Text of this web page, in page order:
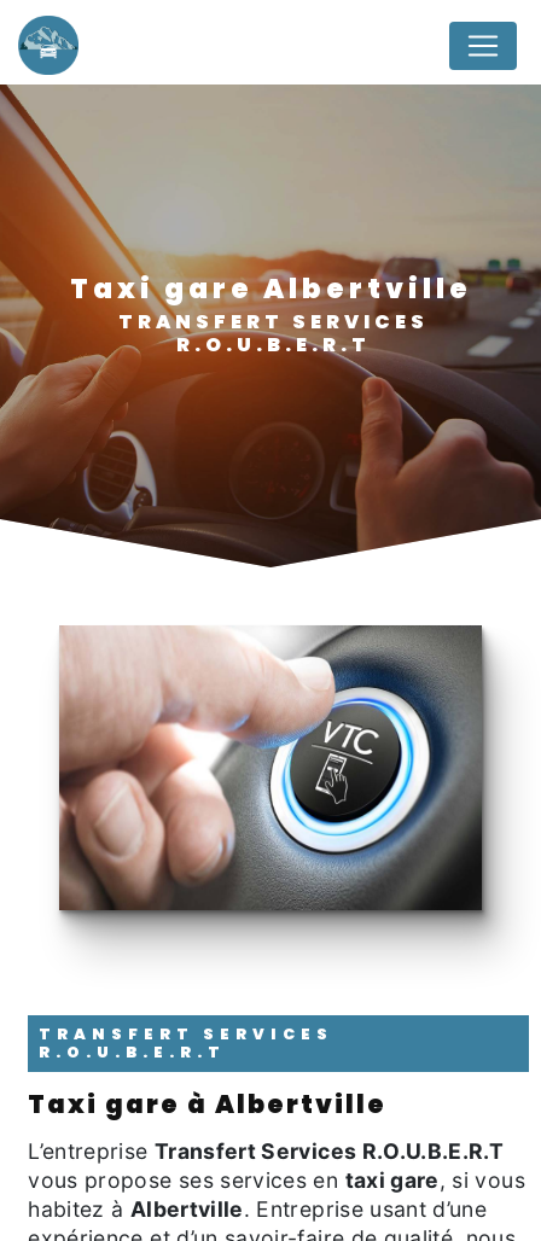
taxi gare Albertville
TRANSFERT SERVICES
R.O.U.B.E.R.T
TRANSFERT SERVICES
R.O.U.B.E.R.T
taxi gare à Albertville
L’entreprise Transfert Services R.O.U.B.E.R.T
vous propose ses services en taxi gare, si vous
habitez à Albertville. Entreprise usant d’une
Panneau de gestion des cookies